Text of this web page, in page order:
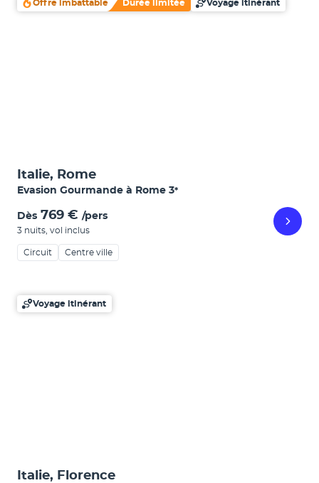
Offre imbattable Durée limitée Voyage itinérant
Italie, Rome
Evasion Gourmande à Rome 3*
Dès 769 € /pers
3 nuits vol inclus
Circuit Centre ville
Voyage itinérant
Italie, Florence